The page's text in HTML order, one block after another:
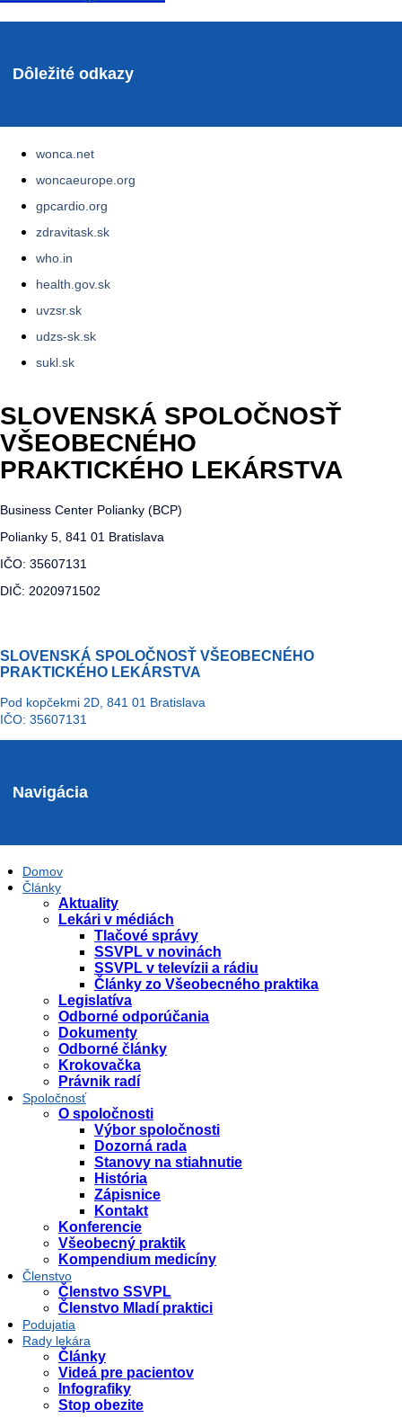
Dôležité odkazy
wonca.net
woncaeurope.org
gpcardio.org
zdravitask.sk
who.in
health.gov.sk
uvzsr.sk
udzs-sk.sk
sukl.sk
SLOVENSKÁ SPOLOČNOSŤ
VŠEOBECNÉHO
PRAKTICKÉHO LEKÁRSTVA
Business Center Polianky (BCP)
Polianky 5, 841 01 Bratislava
IČO: 35607131
DIČ: 2020971502
SLOVENSKÁ SPOLOČNOSŤ VŠEOBECNÉHO
PRAKTICKÉHO LEKÁRSTVA
Pod kopčekmi 2D, 841 01 Bratislava
IČO: 35607131
Navigácia
Domov
Články
Aktuality
Lekári v médiách
Tlačové správy
SSVPL v novinách
SSVPL v televízii a rádiu
Články zo Všeobecného praktika
Legislatíva
Odborné odporúčania
Dokumenty
Odborné články
Krokovačka
Právnik radí
Spoločnosť
O spoločnosti
Výbor spoločnosti
Dozorná rada
Stanovy na stiahnutie
História
Zápisnice
Kontakt
Konferencie
Všeobecný praktik
Kompendium medicíny
Členstvo
Členstvo SSVPL
Členstvo Mladí praktici
Podujatia
Rady lekára
Články
Videá pre pacientov
Infografiky
Stop obezite